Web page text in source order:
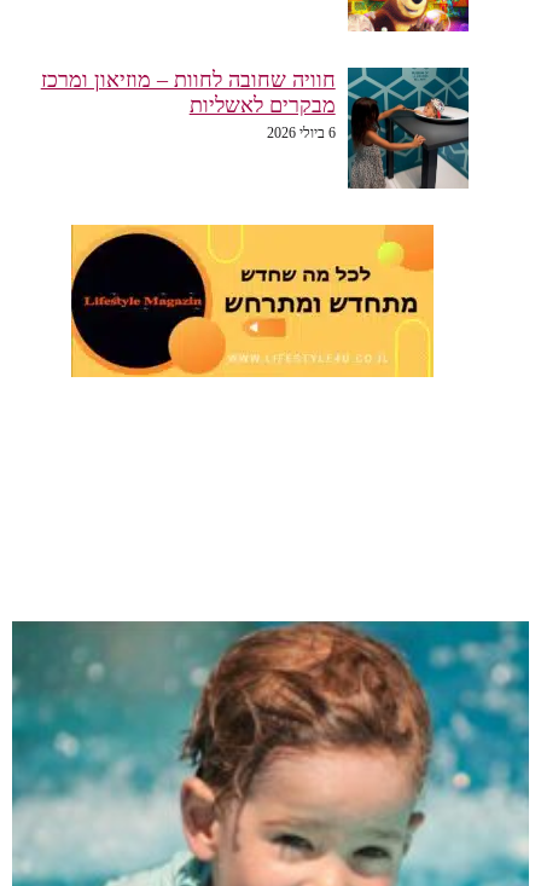
חוויה שחובה לחוות – מוזיאון ומרכז
מבקרים לאשליות
6 ביולי 2026